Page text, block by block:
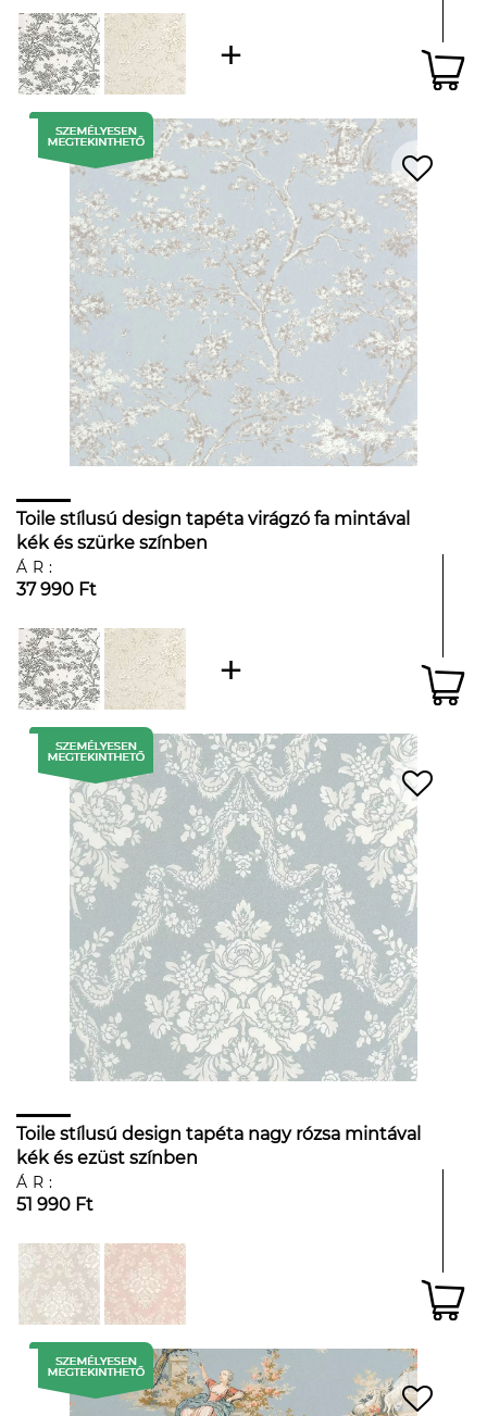
Toile stílusú design tapéta virágzó fa mintával
kék és szürke színben
ÁR:
37 990 Ft
Toile stílusú design tapéta nagy rózsa mintával
kék és ezüst színben
ÁR:
51 990 Ft